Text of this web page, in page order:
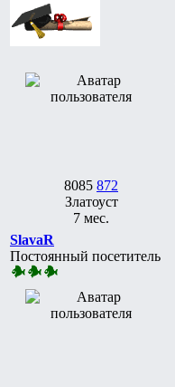
8085 872
Златоуст
7 мес.
SlavaR
Постоянный посетитель